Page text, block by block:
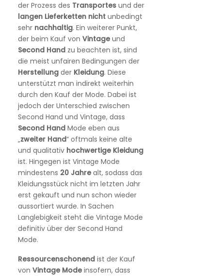
der Prozess des Transportesund der
langen Lieferketten nichtunbedingt
sehr nachhaltig. Ein weiterer Punkt,
der beim Kauf von Vintageund
Second Handzu beachten ist, sind
die meist unfairen Bedingungen der
Herstellungder Kleidung. Diese
unterstützt man indirekt weiterhin
durch den Kauf der Mode. Dabei ist
jedoch der Unterschied zwischen
Second Hand und Vintage, dass
Second HandMode eben aus
„zweiter Hand“ oftmals keine alte
und qualitativ hochwertige Kleidung
ist. Hingegen ist Vintage Mode
mindestens 20 Jahrealt, sodass das
Kleidungsstück nicht im letzten Jahr
erst gekauft und nun schon wieder
aussortiert wurde. In Sachen
Langlebigkeit steht die Vintage Mode
definitiv über der Second Hand
Mode.
Ressourcenschonendist der Kauf
von Vintage Modeinsofern, dass